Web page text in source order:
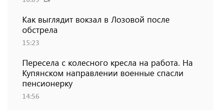
Как выглядит вокзал в Лозовой после
обстрела
15:23
Пересела с колесного кресла на работа. На
Купянском направлении военные спасли
пенсионерку
14:56